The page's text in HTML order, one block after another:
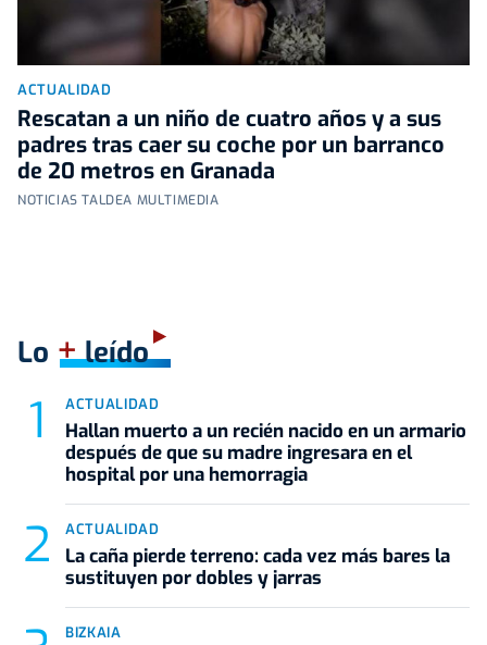
ACTUALIDAD
Rescatan a un niño de cuatro años y a sus
padres tras caer su coche por un barranco
de 20 metros en Granada
NOTICIAS TALDEA MULTIMEDIA
Lo +leído
ACTUALIDAD
Hallan muerto a un recién nacido en un armario
después de que su madre ingresara en el
hospital por una hemorragia
ACTUALIDAD
La caña pierde terreno: cada vez más bares la
sustituyen por dobles y jarras
BIZKAIA